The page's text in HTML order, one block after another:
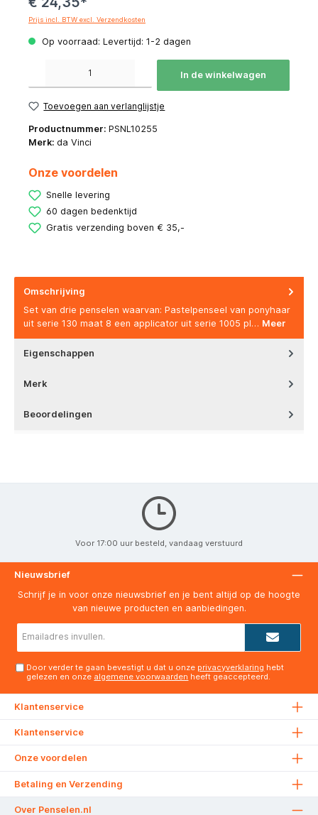
Prijs incl. BTW excl. Verzendkosten
Op voorraad: Levertijd: 1-2 dagen
In de winkelwagen
Toevoegen aan verlanglijstje
Productnummer: PSNL10255
Merk: da Vinci
Onze voordelen
Snelle levering
60 dagen bedenktijd
Gratis verzending boven € 35,-
Omschrijving
Set van drie penselen waarvan: Pastelpenseel van ponyhaar
uit serie 130 maat 8 een applicator uit serie 1005 pl… Meer
Eigenschappen
Merk
Beoordelingen
Voor 17:00 uur besteld, vandaag verstuurd
Nieuwsbrief
Schrijf je in voor onze nieuwsbrief en je bent altijd op de hoogte
van nieuwe producten en aanbiedingen.
Door verder te gaan bevestigt u dat u onze privacyverklaring hebt
gelezen en onze algemene voorwaarden heeft geaccepteerd.
Klantenservice
Klantenservice
Onze voordelen
Betaling en Verzending
Over Penselen.nl